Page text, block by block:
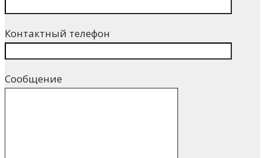
Контактный телефон
Сообщение